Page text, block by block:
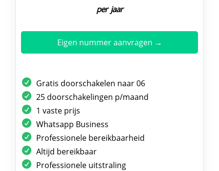
per jaar
Eigen nummer aanvragen →
Gratis doorschakelen naar 06
25 doorschakelingen p/maand
1 vaste prijs
Whatsapp Business
Professionele bereikbaarheid
Altijd bereikbaar
Professionele uitstraling